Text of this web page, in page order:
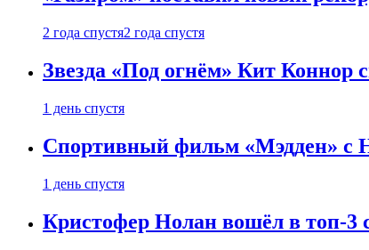
2 года спустя2 года спустя
Звезда «Под огнём» Кит
1 день спустя
Спортивный фильм «Мэдден» с
1 день спустя
Кристофер Нолан вошёл в топ-3